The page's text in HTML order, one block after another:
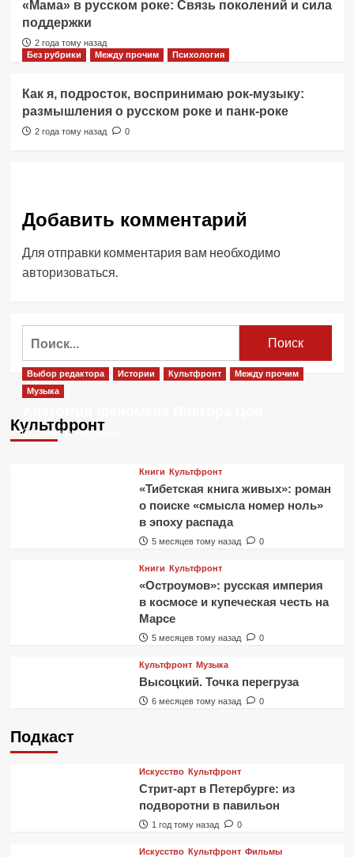
«Мама» в русском роке: Связь поколений и сила
поддержки
2 года тому назад
Без рубрики
Между прочим Психология
Как я, подросток, воспринимаю рок-музыку:
размышления о русском роке и панк-роке
2 года тому назад 0
Добавить комментарий
Для отправки комментария вам необходимо
авторизоваться
Культфронт
Выбор редактора Истории Культфронт
Между прочим
Музыка
2 месяца тому назад
Книги Культфронт
«Тибетская книга живых»: роман
о поиске «смысла номер ноль»
в эпоху распада
5 месяцев тому назад 0
Книги Культфронт
«Остроумов»: русская империя
в космосе и купеческая честь на
Марсе
5 месяцев тому назад 0
Культфронт Музыка
Высоцкий. Точка перегруза
6 месяцев тому назад 0
Подкаст
Искусство Культфронт
Стрит-арт в Петербурге: из
подворотни в павильон
1 год тому назад 0
Искусство Культфронт Фильмы